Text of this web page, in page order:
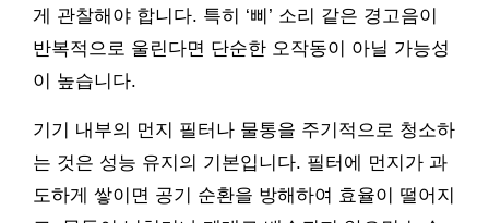
게 관찰해야 합니다. 특히 ‘삐’ 소리 같은 경고음이
반복적으로 울린다면 단순한 오작동이 아닐 가능성
이 높습니다.
기기 내부의 먼지 필터나 물통을 주기적으로 청소하
는 것은 성능 유지의 기본입니다. 필터에 먼지가 과
도하게 쌓이면 공기 순환을 방해하여 효율이 떨어지